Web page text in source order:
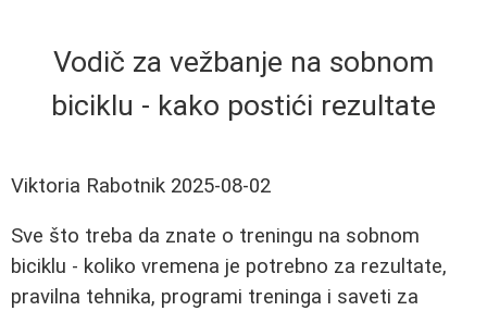
Vodič za vežbanje na sobnom
biciklu - kako postići rezultate
Viktoria Rabotnik 2025-08-02
Sve što treba da znate o treningu na sobnom
biciklu - koliko vremena je potrebno za rezultate,
pravilna tehnika, programi treninga i saveti za